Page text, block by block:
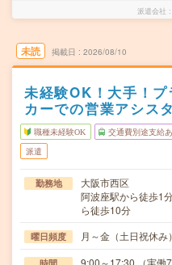
派遣会社
未読 掲載日 2026/08/10
未経験OK！大手！
カーでの営業アシス
職種未経験OK 交通費別途支給
派遣
勤務地
大阪市西区
阿波座駅から徒歩1
ら徒歩10分
曜日頻度 月～金（土日祝休み）
9:00～17:30 （実